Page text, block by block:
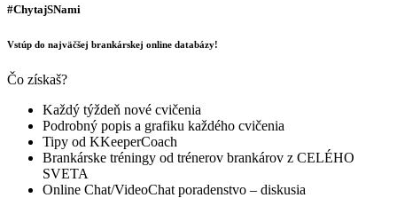
#ChytajSNami
Vstúp do najväčšej brankárskej online databázy!
Čo získaš?
Každý týždeň nové cvičenia
Podrobný popis a grafiku každého cvičenia
Tipy od KKeeperCoach
Brankárske tréningy od trénerov brankárov z CELÉHO
SVETA
Online Chat/VideoChat poradenstvo – diskusia